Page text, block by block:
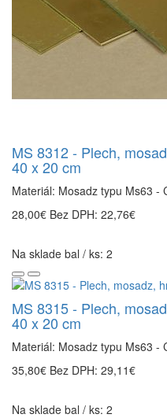
MS 8312 - Plech,
40 x 20 cm
Materiál: Mosadz typu Ms63 -
28,00€ Bez DPH: 22,76€
Na sklade bal / ks: 2
MS 8315 - Plech,
40 x 20 cm
Materiál: Mosadz typu Ms63 -
35,80€ Bez DPH: 29,11€
Na sklade bal / ks: 2